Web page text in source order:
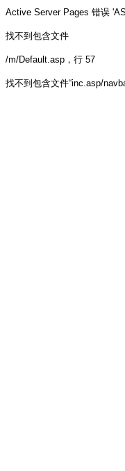
Active Server Pages 错误
找不到包含文件
/m/Default.asp ，行 57
找不到包含文件“inc.asp/